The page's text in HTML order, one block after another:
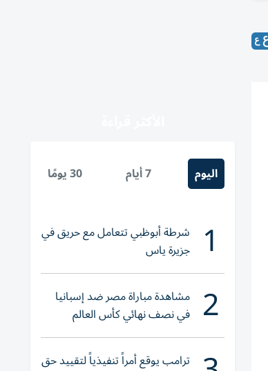
اليوم 7 أيام 30 يومًا
1 شرطة أبوظبي تتعامل مع حريق في
جزيرة ياس
2 مشاهدة مباراة مصر ضد إسبانيا
في نصف نهائي كأس العالم
لناشئات اليد 2026
ترامب يوقع أمراً تنفيذياً لتقييد حق